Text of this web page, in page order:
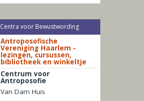
Centra voor Bewustwording
Antroposofische
Vereniging Haarlem -
lezingen, cursussen,
bibliotheek en winkeltje
Centrum voor
Antroposofie
Van Dam Huis